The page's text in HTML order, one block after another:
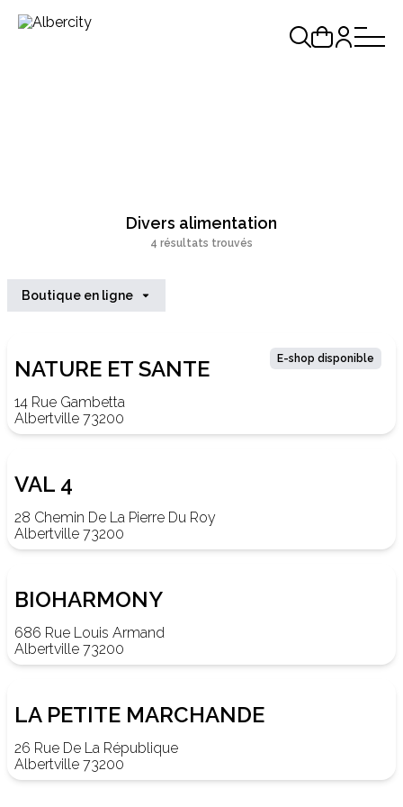
Divers alimentation
4 résultats trouvés
Boutique en ligne
E-shop disponible
NATURE ET SANTE
14 Rue Gambetta
Albertville 73200
VAL 4
28 Chemin De La Pierre Du Roy
Albertville 73200
BIOHARMONY
686 Rue Louis Armand
Albertville 73200
LA PETITE MARCHANDE
26 Rue De La République
Albertville 73200